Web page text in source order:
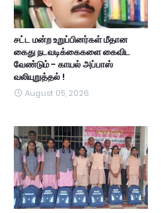
சட்ட மன்ற உறுப்பினர்கள் மீதான
கைது நடவடிக்கைகளை கைவிட
வேண்டும் - காயல் அப்பாஸ்
வலியுறுத்தல் !
August 05, 2026